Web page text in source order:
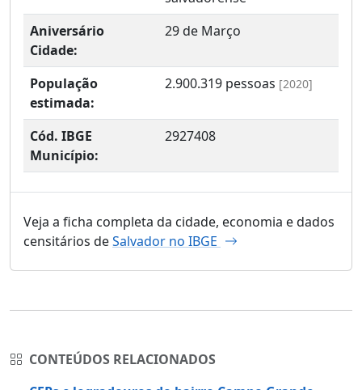
Aniversário
Cidade:
29 de Março
População
estimada:
2.900.319 pessoas [2020]
Cód. IBGE
Município:
2927408
Veja a ficha completa da cidade, economia e dados
censitários deSalvador no IBGE
CONTEÚDOS RELACIONADOS